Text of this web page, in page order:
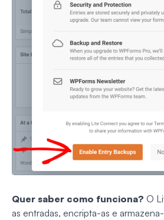
Quer saber como funciona? O
as entradas, encripta-as e